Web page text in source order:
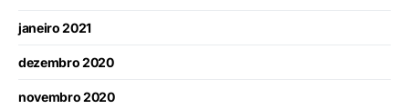
janeiro 2021
dezembro 2020
novembro 2020